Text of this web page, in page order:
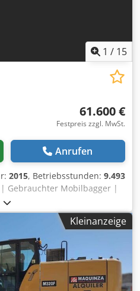
1 / 15
61.600 €
Festpreis zzgl. MwSt.
Anrufen
2015, Betriebsstunden: 9.493
Gebrauchter Mobilbagger |
🚛 Delivery available
shipping calculator to
Now for EUR 61600 or
available for an
👷‍♂️ Inspected by an
48 genehmigt ✅
⚠️ 📌 Inspector's Comment:
mit bereits 9.500
Kleinanzeige